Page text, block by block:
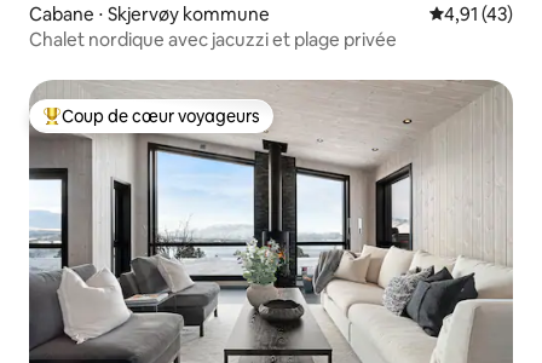
Cabane ⋅ Skjervøy kommune Évaluation
4,91 (43)
Chalet nordique avec jacuzzi et plage privée
Coups de cœur voyageurs les plus appréciés
Coup de cœur voyageurs